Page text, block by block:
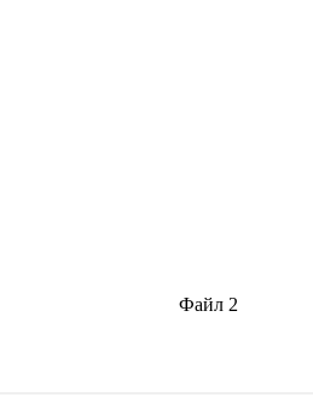
Файл 2